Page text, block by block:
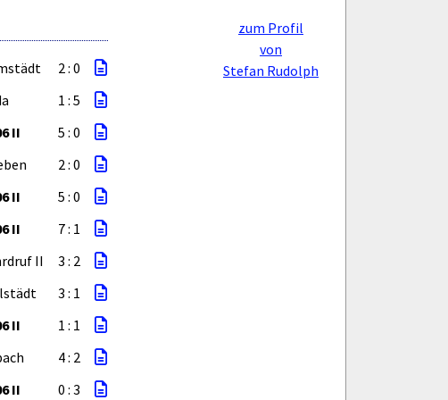
zum Profil
von
Stefan Rudolph
2 : 0
1 : 5
II
5 : 0
2 : 0
II
5 : 0
II
7 : 1
II
3 : 2
3 : 1
II
1 : 1
4 : 2
II 0 : 3